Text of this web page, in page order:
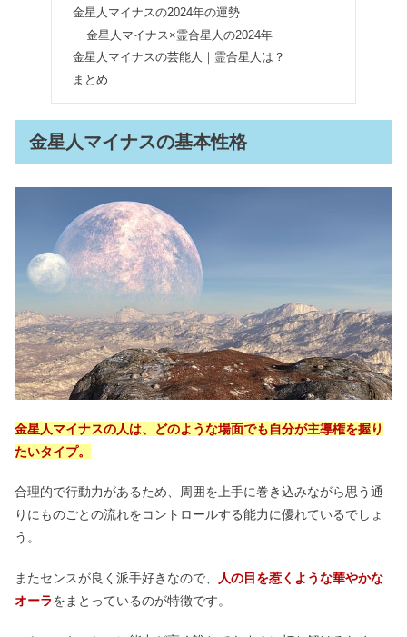
火星人マイナスの性格は悪い？女性は
嫌われる？大殺界はいつか
【天王星人マイナス】性格＆大殺界の
過ごし方｜霊合星人の相性は？
ぬいぐるみと一緒に寝るのはダメ？ス
ピリチュアル効果&太るの噂
観音様がついてる人の特徴｜呼ばれる
人は？お釈迦様との違いも
ミモザの花言葉が怖いは嘘！結婚式や
フランスでの意味は感謝？
ツインレイの身長差＆年の差｜共通点
トイレに観葉植物はよくない？100均
水星人プラスは性格悪い？女性の一生
金星人マイナスの2024年の運勢
金星人マイナス×霊合星人の2024年
金星人マイナスの芸能人｜霊合星人は？
まとめ
金星人マイナスの基本性格
金星人マイナスの人は、どのような場面でも自分が主導権を握り
たいタイプ。
合理的で行動力があるため、周囲を上手に巻き込みながら思う通
りにものごとの流れをコントロールする能力に優れているでしょ
う。
またセンスが良く派手好きなので、
人の目を惹くような華やかな
オーラをまとっているのが特徴です。